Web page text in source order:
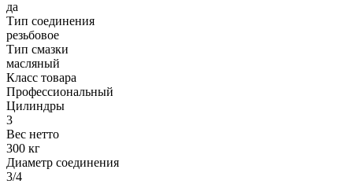
да
Тип соединения
резьбовое
Тип смазки
масляный
Класс товара
Профессиональный
Цилиндры
3
Вес нетто
300 кг
Диаметр соединения
3/4